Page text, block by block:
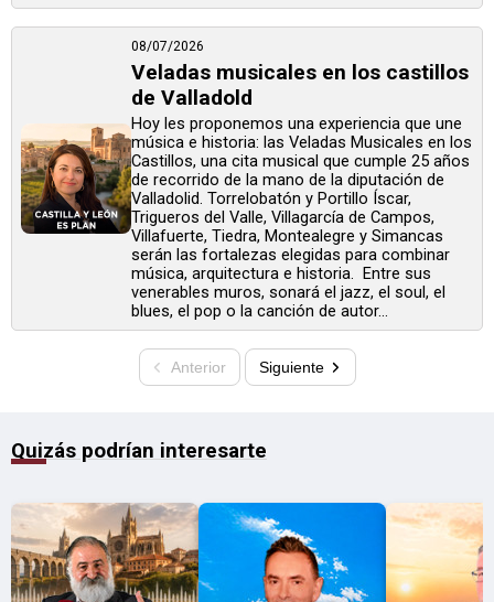
08/07/2026
Veladas musicales en los castillos
de Valladold
Hoy les proponemos una experiencia que une
música e historia: las Veladas Musicales en los
Castillos, una cita musical que cumple 25 años
de recorrido de la mano de la diputación de
Valladolid. Torrelobatón y Portillo Íscar,
Trigueros del Valle, Villagarcía de Campos,
Villafuerte, Tiedra, Montealegre y Simancas
serán las fortalezas elegidas para combinar
música, arquitectura e historia. Entre sus
venerables muros, sonará el jazz, el soul, el
blues, el pop o la canción de autor...
Anterior Siguiente
Quizás podrían interesarte